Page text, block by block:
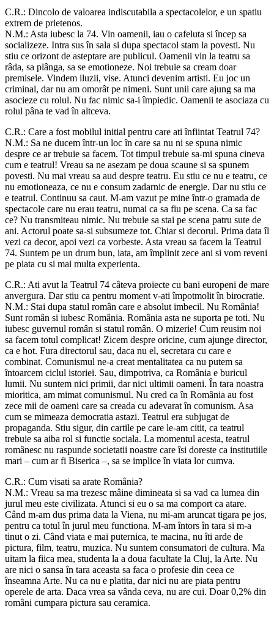
C.R.: Dincolo de valoarea indiscutabila a spectacolelor, e un spatiu
extrem de prietenos.
N.M.: Asta iubesc la 74. Vin oamenii, iau o cafeluta si încep sa
socializeze. Intra sus în sala si dupa spectacol stam la povesti. Nu
stiu ce orizont de asteptare are publicul. Oamenii vin la teatru sa
râda, sa plânga, sa se emotioneze. Noi trebuie sa cream doar
premisele. Vindem iluzii, vise. Atunci devenim artisti. Eu joc un
criminal, dar nu am omorât pe nimeni. Sunt unii care ajung sa ma
asocieze cu rolul. Nu fac nimic sa-i împiedic. Oamenii te asociaza cu
rolul pâna te vad în altceva.
C.R.: Care a fost mobilul initial pentru care ati înfiintat Teatrul 74?
N.M.: Sa ne ducem într-un loc în care sa nu ni se spuna nimic
despre ce ar trebuie sa facem. Tot timpul trebuie sa-mi spuna cineva
cum e teatrul! Vreau sa ne asezam pe doua scaune si sa spunem
povesti. Nu mai vreau sa aud despre teatru. Eu stiu ce nu e teatru, ce
nu emotioneaza, ce nu e consum zadarnic de energie. Dar nu stiu ce
e teatrul. Continuu sa caut. M-am vazut pe mine într-o gramada de
spectacole care nu erau teatru, numai ca sa fiu pe scena. Ca sa fac
ce? Nu transmiteau nimic. Nu trebuie sa stai pe scena patru sute de
ani. Actorul poate sa-si subsumeze tot. Chiar si decorul. Prima data îl
vezi ca decor, apoi vezi ca vorbeste. Asta vreau sa facem la Teatrul
74. Suntem pe un drum bun, iata, am împlinit zece ani si vom reveni
pe piata cu si mai multa experienta.
C.R.: Ati avut la Teatrul 74 câteva proiecte cu bani europeni de mare
anvergura. Dar stiu ca pentru moment v-ati împotmolit în birocratie.
N.M.: Stai dupa statul român care e absolut imbecil. Nu România!
Sunt român si iubesc România. România asta ne suporta pe toti. Nu
iubesc guvernul român si statul român. O mizerie! Cum reusim noi
sa facem totul complicat! Zicem despre oricine, cum ajunge director,
ca e hot. Fura directorul sau, daca nu el, secretara cu care e
combinat. Comunismul ne-a creat mentalitatea ca nu putem sa
întoarcem ciclul istoriei. Sau, dimpotriva, ca România e buricul
lumii. Nu suntem nici primii, dar nici ultimii oameni. În tara noastra
mioritica, am mimat comunismul. Nu cred ca în România au fost
zece mii de oameni care sa creada cu adevarat în comunism. Asa
cum se mimeaza democratia astazi. Teatrul era subjugat de
propaganda. Stiu sigur, din cartile pe care le-am citit, ca teatrul
trebuie sa aiba rol si functie sociala. La momentul acesta, teatrul
românesc nu raspunde societatii noastre care îsi doreste ca institutiile
mari – cum ar fi Biserica –, sa se implice în viata lor cumva.
C.R.: Cum visati sa arate România?
N.M.: Vreau sa ma trezesc mâine dimineata si sa vad ca lumea din
jurul meu este civilizata. Atunci si eu o sa ma comport ca atare.
Când m-am dus prima data la Viena, nu mi-am aruncat tigara pe jos,
pentru ca totul în jurul meu functiona. M-am întors în tara si m-a
tinut o zi. Când viata e mai puternica, te macina, nu îti arde de
pictura, film, teatru, muzica. Nu suntem consumatori de cultura. Ma
uitam la fiica mea, studenta la a doua facultate la Cluj, la Arte. Nu
are nici o sansa în tara aceasta sa faca o profesie din ceea ce
înseamna Arte. Nu ca nu e platita, dar nici nu are piata pentru
operele de arta. Daca vrea sa vânda ceva, nu are cui. Doar 0,2% din
români cumpara pictura sau ceramica.